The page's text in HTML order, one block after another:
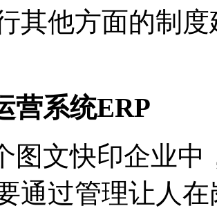
其他方面的制
营系统ERP
图文快印企业中
通过管理让人